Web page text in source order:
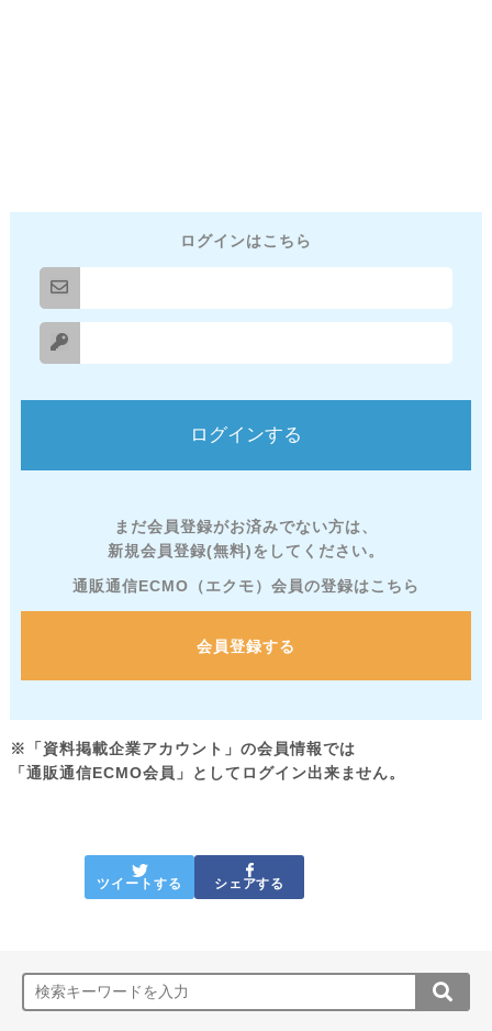
ログインはこちら
まだ会員登録がお済みでない方は、
新規会員登録(無料)をしてください。
通販通信ECMO（エクモ）会員の登録はこちら
会員登録する
※「資料掲載企業アカウント」の会員情報では
「通販通信ECMO会員」としてログイン出来ません。
ツイートする シェアする